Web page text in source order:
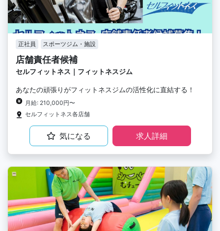
正社員 スポーツジム・施設
店舗責任者候補
セルフィットネス｜フィットネスジム
あなたの頑張りがフィットネスジムの活性化に直結する！
月給: 210,000円〜
セルフィットネス各店舗
気になる 求人詳細